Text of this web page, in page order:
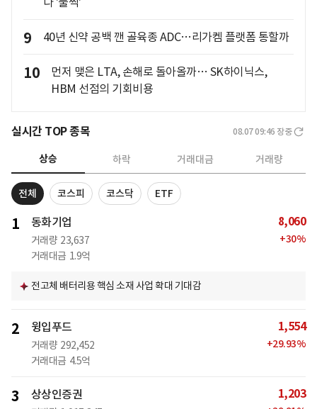
9 40년 신약 공백 깬 골육종 ADC…리가켐 플랫폼 통할까
10
먼저 맺은 LTA, 손해로 돌아올까… SK하이닉스,
HBM 선점의 기회비용
실시간 TOP 종목 08.07 09:46 장중
상승 하락 거래대금 거래량
전체 코스피 코스닥 ETF
1 동화기업
거래량 23,637
거래대금 1.9억
8,060
+30%
전고체 배터리용 핵심 소재 사업 확대 기대감
2 윙입푸드
거래량 292,452
거래대금 4.5억
1,554
+29.93%
3 상상인증권 1,203